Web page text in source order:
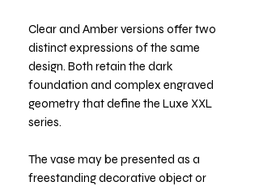
Clear and Amber versions offer two
distinct expressions of the same
design. Both retain the dark
foundation and complex engraved
geometry that define the Luxe XXL
series.
The vase may be presented as a
freestanding decorative object or